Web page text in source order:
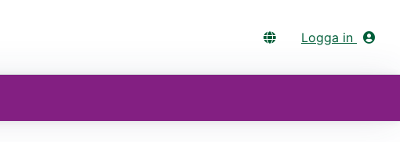
Logga in